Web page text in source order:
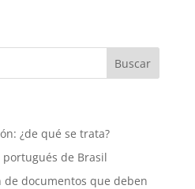
¿de qué se trata?
de Brasil
documentos que deben